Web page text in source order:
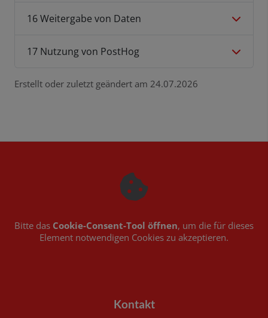
16 Weitergabe von Daten
17 Nutzung von PostHog
Erstellt oder zuletzt geändert am 24.07.2026
Bitte das Cookie-Consent-Tool öffnen, um die für dieses
Element notwendigen Cookies zu akzeptieren.
Footer - Kontaktdaten und Öffnungszeiten
Kontakt